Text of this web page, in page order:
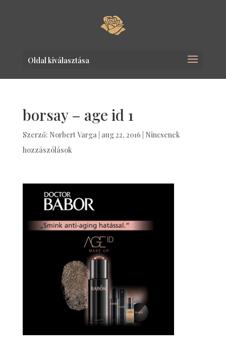
Oldal kiválasztása
borsay – age id 1
Szerző: Norbert Varga| aug 22, 2016 Nincsenek
hozzászólások